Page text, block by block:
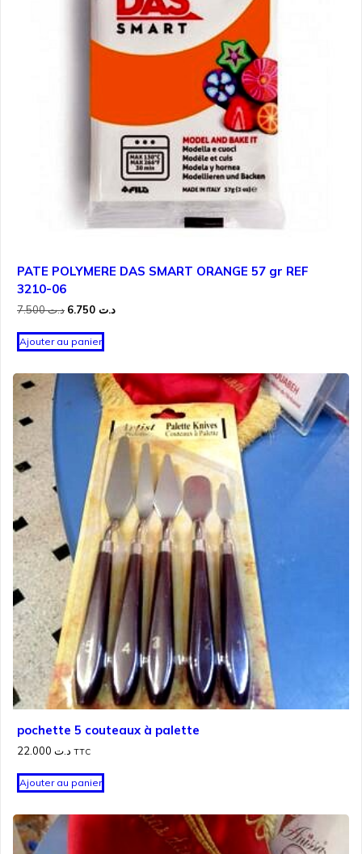
PATE POLYMERE DAS SMART ORANGE 57 gr REF
3210-06
د.ت7.500
Le
initial
était :
د.تLe
Ajouter au panier
pochette 5 couteaux à palette
د.ت TTC
Ajouter au panier